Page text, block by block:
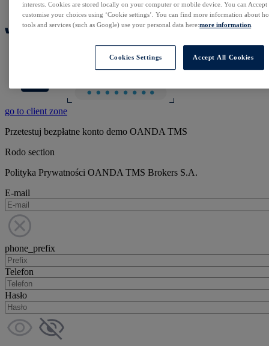
go to client zone
Przetestuj bezpłatne konto demo OANDA TMS
Rodo section
Polityka Prywatności OANDA TMS Brokers S.A.
E-mail
phone_prefix
Telefon
Hasło
interests. Cookies are stored locally on your computer or mobile device. You can
customise your choices using ‘Cookie settings’. You can find more information about
tools and services (such as Google) use your personal data here:more information
Cookies Settings Accept All Cookies